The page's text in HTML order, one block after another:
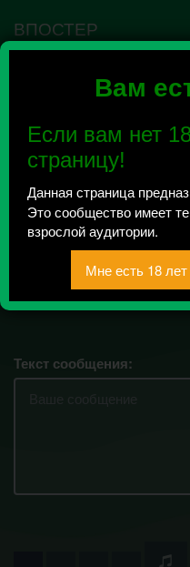
Вам
Если вам нет
страницу!
Данная страница
Это сообщество имеет
взрослой аудитории.
ВПОСТЕР
Ошибка VK API #5
сообщества нужно
повторно.
2018
Всего 1,
Текст сообщения: